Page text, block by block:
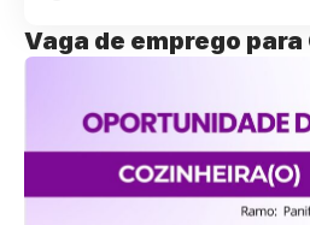
Vaga de emprego